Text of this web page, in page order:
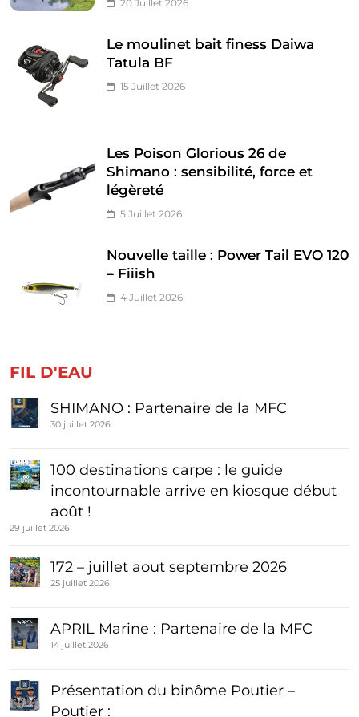
20 Juillet 2026
Le moulinet bait finess Daiwa
Tatula BF
15 Juillet 2026
Les Poison Glorious 26 de
Shimano : sensibilité, force et
légèreté
5 Juillet 2026
Nouvelle taille : Power Tail EVO 120
– Fiiish
4 Juillet 2026
FIL D'EAU
SHIMANO : Partenaire de la MFC
30 juillet 2026
100 destinations carpe : le guide
incontournable arrive en kiosque début
août !
29 juillet 2026
172 – juillet aout septembre 2026
25 juillet 2026
APRIL Marine : Partenaire de la MFC
14 juillet 2026
Présentation du binôme Poutier –
Poutier :